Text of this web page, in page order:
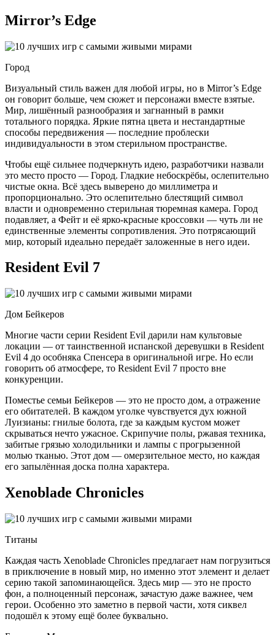
Mirror’s Edge
Город
Визуальный стиль важен для любой игры, но в Mirror’s Edge
он говорит больше, чем сюжет и персонажи вместе взятые.
Мир, лишённый разнообразия и загнанный в рамки
тотального порядка. Яркие пятна цвета и нестандартные
способы передвижения — последние проблески
индивидуальности в этом стерильном пространстве.
Чтобы ещё сильнее подчеркнуть идею, разработчики назвали
это место просто — Город. Гладкие небоскрёбы, ослепительно
чистые окна. Всё здесь выверено до миллиметра и
пропорционально. Это ослепительно блестящий символ
власти и одновременно стерильная тюремная камера. Город
подавляет, а Фейт и её ярко-красные кроссовки — чуть ли не
единственные элементы сопротивления. Это потрясающий
мир, который идеально передаёт заложенные в него идеи.
Resident Evil 7
Дом Бейкеров
Многие части серии Resident Evil дарили нам культовые
локации — от таинственной испанской деревушки в Resident
Evil 4 до особняка Спенсера в оригинальной игре. Но если
говорить об атмосфере, то Resident Evil 7 просто вне
конкуренции.
Поместье семьи Бейкеров — это не просто дом, а отражение
его обитателей. В каждом уголке чувствуется дух южной
Луизианы: гнилые болота, где за каждым кустом может
скрываться нечто ужасное. Скрипучие полы, ржавая техника,
забитые грязью холодильники и лампы с прогрызенной
молью тканью. Этот дом — омерзительное место, но каждая
его запылённая доска полна характера.
Xenoblade Chronicles
Титаны
Каждая часть Xenoblade Chronicles предлагает нам погрузиться
в приключение в новый мир, но именно этот элемент и делает
серию такой запоминающейся. Здесь мир — это не просто
фон, а полноценный персонаж, зачастую даже важнее, чем
герои. Особенно это заметно в первой части, хотя сиквел
подошёл к этому ещё более буквально.